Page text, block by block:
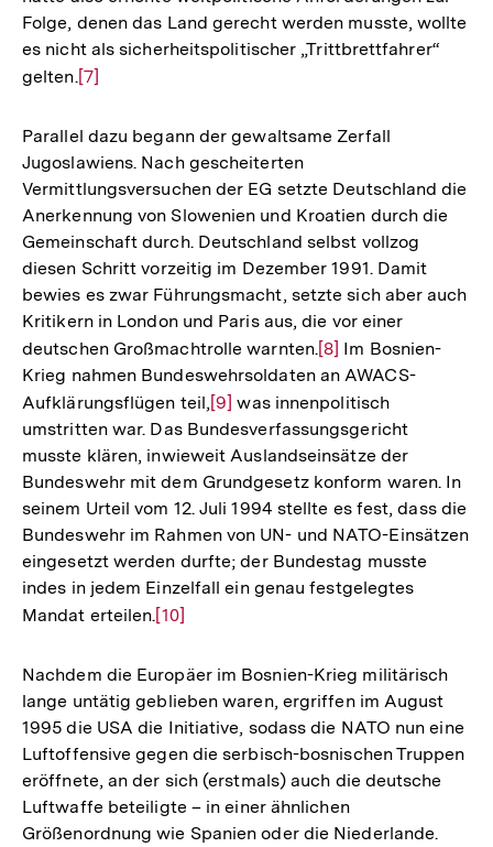
Folge, denen das Land gerecht werden musste, wollte
es nicht als sicherheitspolitischer „Trittbrettfahrer“
gelten.Zur
der
Fußnote
[7]
Parallel dazu begann der gewaltsame Zerfall
Jugoslawiens. Nach gescheiterten
Vermittlungsversuchen der EG setzte Deutschland die
Anerkennung von Slowenien und Kroatien durch die
Gemeinschaft durch. Deutschland selbst vollzog
diesen Schritt vorzeitig im Dezember 1991. Damit
bewies es zwar Führungsmacht, setzte sich aber auch
Kritikern in London und Paris aus, die vor einer
deutschen Großmachtrolle warnten.Zur
Auflösung
der
Fußnote
[8] Im Bosnien-
Krieg nahmen Bundeswehrsoldaten an AWACS-
Aufklärungsflügen teil,Zur
Auflösung
der
Fußnote
[9] was innenpolitisch
umstritten war. Das Bundesverfassungsgericht
musste klären, inwieweit Auslandseinsätze der
Bundeswehr mit dem Grundgesetz konform waren. In
seinem Urteil vom 12. Juli 1994 stellte es fest, dass die
Bundeswehr im Rahmen von UN- und NATO-Einsätzen
eingesetzt werden durfte; der Bundestag musste
indes in jedem Einzelfall ein genau festgelegtes
Mandat erteilen.Zur
der
Fußnote
[10]
Nachdem die Europäer im Bosnien-Krieg militärisch
lange untätig geblieben waren, ergriffen im August
1995 die USA die Initiative, sodass die NATO nun eine
Luftoffensive gegen die serbisch-bosnischen Truppen
eröffnete, an der sich (erstmals) auch die deutsche
Luftwaffe beteiligte – in einer ähnlichen
Größenordnung wie Spanien oder die Niederlande.